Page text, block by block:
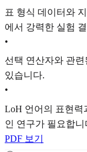
표 형식 데이터와
에서 강력한 실험
•
선택 연산자와 관련
있습니다.
•
LoH 언어의 표현력
인 연구가 필요합니
PDF 보기